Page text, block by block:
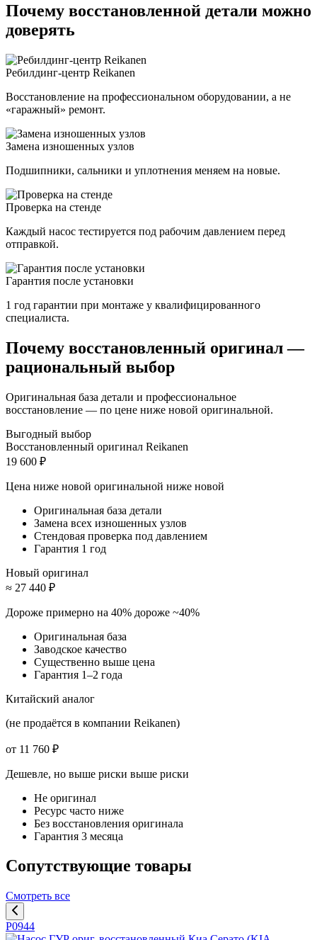
Почему восстановленной детали можно
доверять
Ребилдинг-центр Reikanen
Восстановление на профессиональном оборудовании, а не
«гаражный» ремонт.
Замена изношенных узлов
Подшипники, сальники и уплотнения меняем на новые.
Проверка на стенде
Каждый насос тестируется под рабочим давлением перед
отправкой.
Гарантия после установки
1 год гарантии при монтаже у квалифицированного
специалиста.
Почему восстановленный оригинал —
рациональный выбор
Оригинальная база детали и профессиональное
восстановление — по цене ниже новой оригинальной.
Выгодный выбор
Восстановленный оригинал Reikanen
19 600 ₽
Цена ниже новой оригинальной ниже новой
Оригинальная база детали
Замена всех изношенных узлов
Стендовая проверка под давлением
Гарантия 1 год
Новый оригинал
≈ 27 440 ₽
Дороже примерно на 40% дороже ~40%
Оригинальная база
Заводское качество
Существенно выше цена
Гарантия 1–2 года
Китайский аналог
(не продаётся в компании Reikanen)
от 11 760 ₽
Дешевле, но выше риски выше риски
Не оригинал
Ресурс часто ниже
Без восстановления оригинала
Гарантия 3 месяца
Сопутствующие товары
Смотреть все
P0944